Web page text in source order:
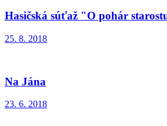
Hasičská súťaž "O pohár
25. 8. 2018
Na Jána
23. 6. 2018